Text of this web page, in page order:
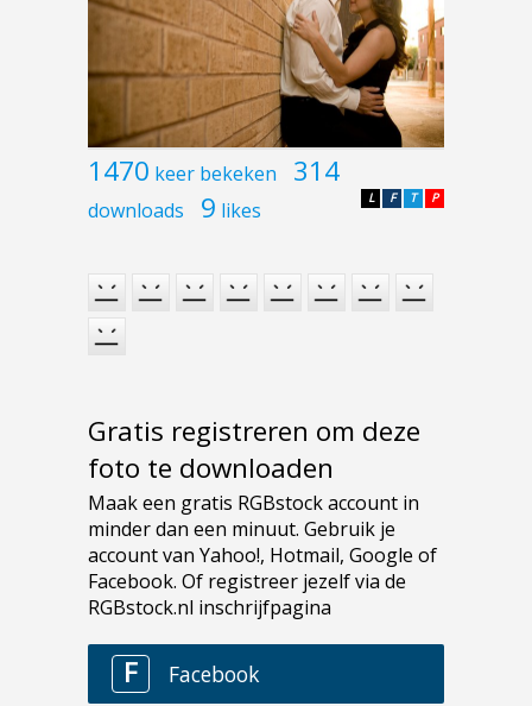
1470 keer bekeken 314
downloads 9 likes P
T
F
L
Gratis registreren om deze
foto te downloaden